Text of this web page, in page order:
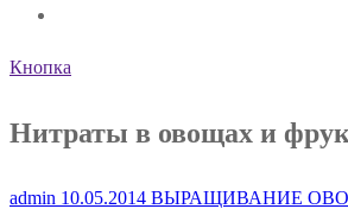
Кнопка
Нитраты в овощах и
admin 10.05.2014 ВЫРАЩИВАНИЕ